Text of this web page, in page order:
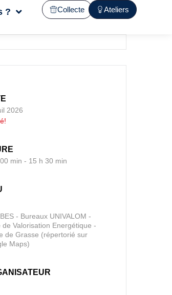
? Collecte Ateliers
2026
min - 15 h 30 min
- Bureaux UNIVALOM -
de Valorisation Energétique -
de Grasse (répertorié sur
Maps)